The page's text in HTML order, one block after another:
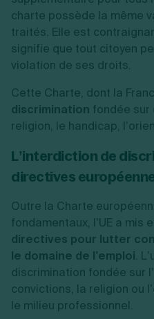
charte possède la même
traités. Elle est
signifie que tout citoyen
violation de ses droits.
Cette Charte, dont la
discrimination fondée
religion, le handicap,
L’interdiction de
directives
Outre la Charte
fondamentaux, l’UE a mis
directives pour lutter
le domaine de l’emploi.
discrimination fondée sur
convictions, la religion ou
le milieu professionnel.